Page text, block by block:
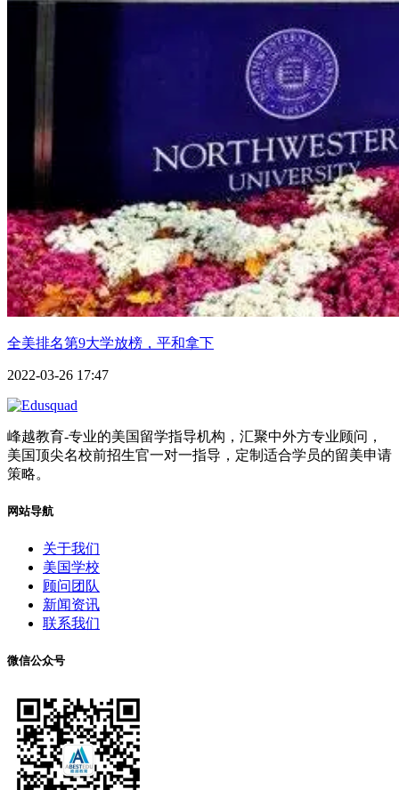
全美排名第9大学放榜，平和拿下
2022-03-26 17:47
峰越教育-专业的美国留学指导机构，汇聚中外方专业顾问，
美国顶尖名校前招生官一对一指导，定制适合学员的留美申请
策略。
网站导航
关于我们
美国学校
顾问团队
新闻资讯
联系我们
微信公众号